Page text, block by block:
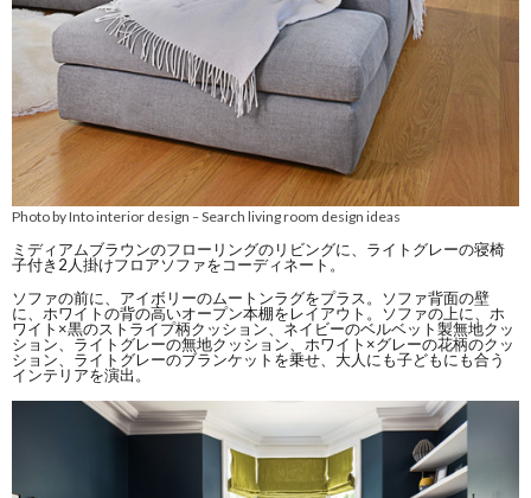
Photo by Into interior design –Search living room design ideas
ミディアムブラウンのフローリングのリビングに、ライトグレーの寝椅
子付き2人掛けフロアソファをコーディネート。
ソファの前に、アイボリーのムートンラグをプラス。ソファ背面の壁
に、ホワイトの背の高いオープン本棚をレイアウト。ソファの上に、ホ
ワイト×黒のストライプ柄クッション、ネイビーのベルベット製無地クッ
ション、ライトグレーの無地クッション、ホワイト×グレーの花柄のクッ
ション、ライトグレーのブランケットを乗せ、大人にも子どもにも合う
インテリアを演出。